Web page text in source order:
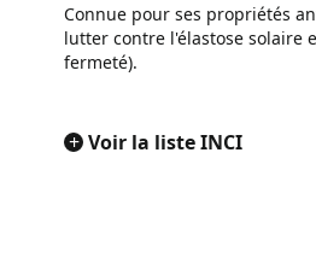
Connue pour ses propriétés
lutter contre l'élastose solaire
fermeté).
+ Voir la liste INCI